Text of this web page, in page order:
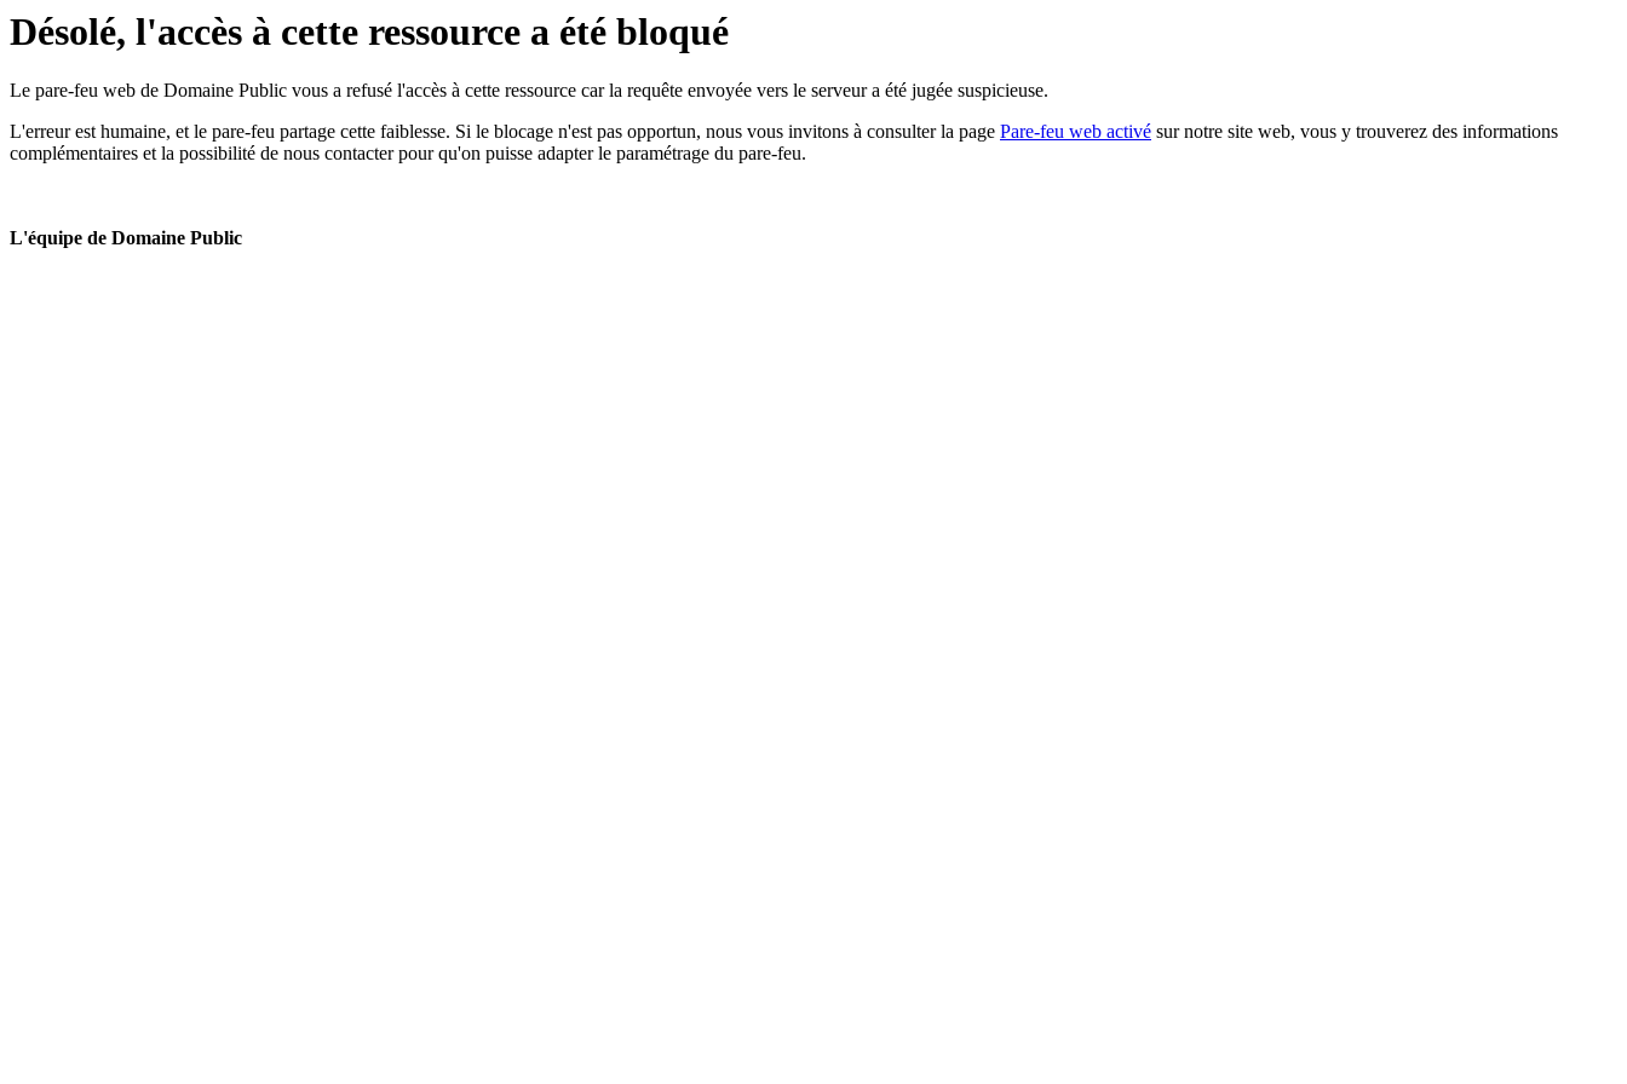
Désolé, l'accès à cette ressource a été bloqué
Le pare-feu web de Domaine Public vous a refusé l'accès à cette ressource car la requête envoyée vers le serveur a été jugée suspicieuse.
L'erreur est humaine, et le pare-feu partage cette faiblesse. Si le blocage n'est pas opportun, nous vous invitons à consulter la page Pare-feu web activé sur notre site web, vous y trouverez des informations
complémentaires et la possibilité de nous contacter pour qu'on puisse adapter le paramétrage du pare-feu.
L'équipe de Domaine Public